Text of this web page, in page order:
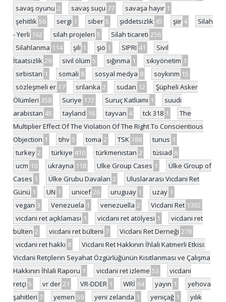
savaş oyunu 2 savaş suçu 77 savaşa hayır 1
şehitlik 56 sergi 1 siber 5 şiddetsizlik 45 şiir 4
Silah
- Yerli 162 silah projeleri 5 Silah ticareti 256
Silahlanma 114 şili 1 şiö 1 SIPRI 41
Sivil
İtaatsizlik 29 sivil ölüm 5 sığınma 1 sıkıyönetim 1
sırbistan 1 somali 8 sosyal medya 8 soykırım 15
sözleşmeli er 17 srilanka 2 sudan 12
Şüpheli Asker
Ölümleri 358 Suriye 172 Suruç Katliamı 1
suudi
arabistan 45 tayland 16 tayvan 4 tck 318 1
The
Multiplier Effect Of The Violation Of The Right To Conscientious
Objection 1 tihv 5 toma 2 TSK 188 tunus 1
turkey 2 türkiye 410 türkmenistan 2 tüsiad 6
ucm 10 ukrayna 118 Ulke Group Cases 1
Ülke Group of
Cases 1 Ülke Grubu Davaları 2
Uluslararası Vicdani Ret
Günü 1 UN 1 unicef 26 uruguay 1 uzay 1
vegan 3 Venezuela 1 venezuella 2 Vicdani Ret 1302
vicdani ret açıklaması 1 vicdani ret atölyesi 1
vicdani ret
bülten 2 vicdani ret bülteni 7 Vicdani Ret Derneği 278
vicdani ret hakkı 8
Vicdani Ret Hakkının İhlali Katmerli Etkisi:
Vicdani Retçilerin Seyahat Özgürlüğünün Kısıtlanması ve Çalışma
Hakkının İhlali Raporu 1 vicdani ret izleme 53
vicdani
retçi 5 vr der 21 VR-DDER 1 WRİ 64 yayın 1
yehova
şahitleri 7 yemen 59 yeni zelanda 1 yeniçağ 1
yılık